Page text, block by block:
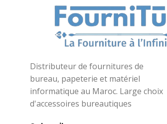
Distributeur de fournitures de
bureau, papeterie et matériel
informatique au Maroc. Large choix
d'accessoires bureautiques